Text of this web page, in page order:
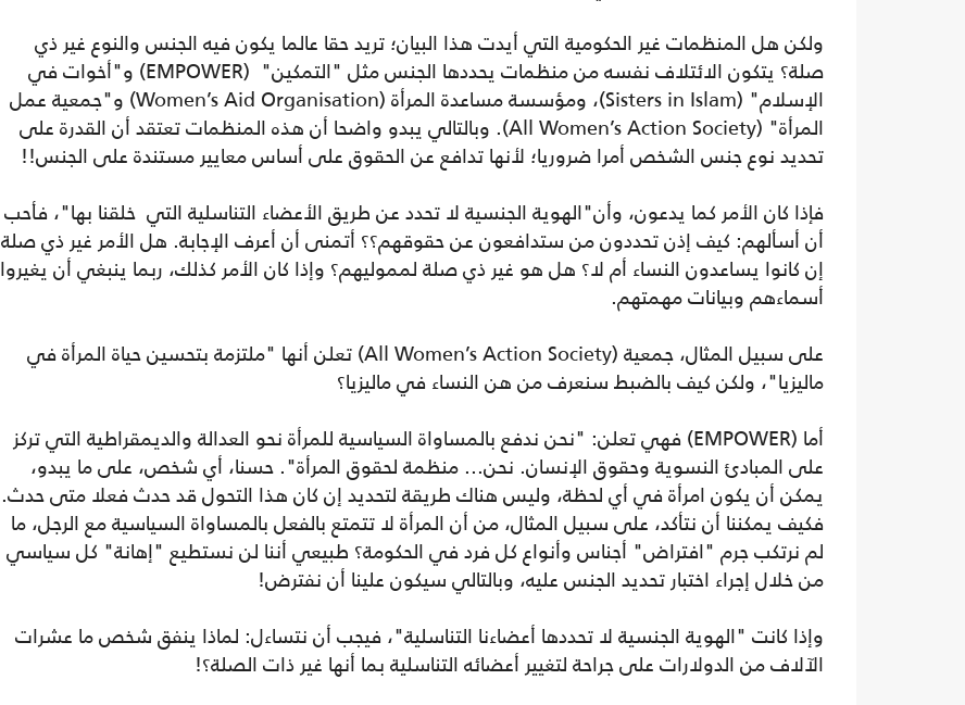
ولكن هل المنظمات غير الحكومية التي أيدت هذا البيان؛ تريد حقا عالما يكون فيه الجنس والنوع غير ذي
صلة؟ يتكون الائتلاف نفسه من منظمات يحددها الجنس مثل "التمكين" (EMPOWER) و"أخوات في
الإسلام" (Sisters in Islam)، ومؤسسة مساعدة المرأة (Women’s Aid Organisation) و"جمعية عمل
المرأة" (All Women’s Action Society). وبالتالي يبدو واضحا أن هذه المنظمات تعتقد أن القدرة على
تحديد نوع جنس الشخص أمرا ضروريا؛ لأنها تدافع عن الحقوق على أساس معايير مستندة على الجنس!!
فإذا كان الأمر كما يدعون، وأن"الهوية الجنسية لا تحدد عن طريق الأعضاء التناسلية التي خلقنا بها"، فأحب
أن أسألهم: كيف إذن تحددون من ستدافعون عن حقوقهم؟؟ أتمنى أن أعرف الإجابة. هل الأمر غير ذي صلة
إن كانوا يساعدون النساء أم لا؟ هل هو غير ذي صلة لمموليهم؟ وإذا كان الأمر كذلك، ربما ينبغي أن يغيروا
أسماءهم وبيانات مهمتهم.
على سبيل المثال، جمعية (All Women’s Action Society) تعلن أنها "ملتزمة بتحسين حياة المرأة في
ماليزيا"، ولكن كيف بالضبط سنعرف من هن النساء في ماليزيا؟
أما (EMPOWER) فهي تعلن: "نحن ندفع بالمساواة السياسية للمرأة نحو العدالة والديمقراطية التي تركز
على المبادئ النسوية وحقوق الإنسان. نحن... منظمة لحقوق المرأة". حسنا، أي شخص، على ما يبدو،
يمكن أن يكون امرأة في أي لحظة، وليس هناك طريقة لتحديد إن كان هذا التحول قد حدث فعلا متى حدث.
فكيف يمكننا أن نتأكد، على سبيل المثال، من أن المرأة لا تتمتع بالفعل بالمساواة السياسية مع الرجل، ما
لم نرتكب جرم "افتراض" أجناس وأنواع كل فرد في الحكومة؟ طبيعي أننا لن نستطيع "إهانة" كل سياسي
من خلال إجراء اختبار تحديد الجنس عليه، وبالتالي سيكون علينا أن نفترض!
وإذا كانت "الهوية الجنسية لا تحددها أعضاءنا التناسلية"، فيجب أن نتساءل: لماذا ينفق شخص ما عشرات
الآلاف من الدولارات على جراحة لتغيير أعضائه التناسلية بما أنها غير ذات الصلة؟!